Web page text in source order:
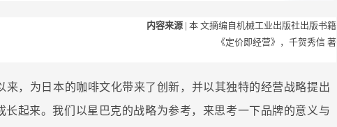
内容来源 | 本 文摘编自机械工业出版社出版书籍
《定价即经营》，千贺秀信 著
来，为日本的咖啡文化带来了创新，并以其独特的经营战略提出
长起来。我们以星巴克的战略为参考，来思考一下品牌的意义与